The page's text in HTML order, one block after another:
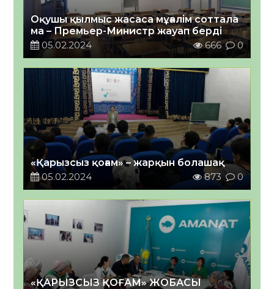
Оқушы қылмыс жасаса мұғалім соттала
ма – Премьер-Министр жауап берді
05.02.2024
666 0
«Қарызсыз қоғам» – жарқын болашақ
05.02.2024
873 0
«ҚАРЫЗСЫЗ ҚОҒАМ» ЖОБАСЫ